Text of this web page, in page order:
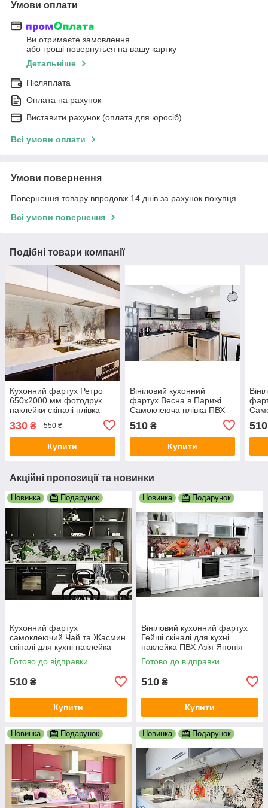
Умови оплати
Ви отримаєте замовлення
або гроші повернуться на вашу картку
Детальніше
Післяплата
Оплата на рахунок
Виставити рахунок (оплата для юросіб)
Всі умови оплати
Умови повернення
Повернення товару впродовж 14 днів за рахунок покупця
Всі умови повернення
Подібні товари компанії
Кухонний фартух Ретро
650х2000 мм фотодрук
наклейки скіналі плівка
Ейфелева вежа Париж
330 ₴ 550 ₴
Купити
Вініловий кухонний
фартух Весна в Парижі
Самоклеюча плівка ПВХ
Сірий 600х2000 мм
510₴
Купити
510
Акційні пропозиції та новинки
Новинка Подарунок
Кухонний фартух
самоклеючий Чай та Жасмин
скіналі для кухні наклейка
ПВХ азія схід білий 600х2000
мм
Готово до відправки
510 ₴
Купити
Новинка Подарунок
Вініловий кухонний фартух
Гейші скіналі для кухні
наклейка ПВХ Азія Японія
сакура Коричневий 600х2000
мм
Готово до відправки
510 ₴
Купити
Новинка Подарунок Новинка Подарунок